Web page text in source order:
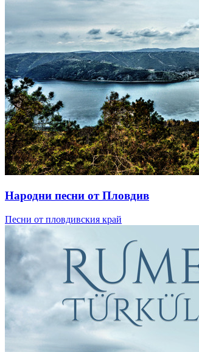
Народни песни от Пловдив
Песни от пловдивския край